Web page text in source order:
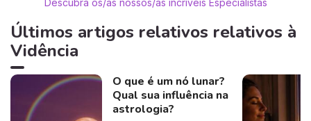
Descubra os/as nossos/as incríveis Especialistas
Últimos artigos relativos relativos à
Vidência
O que é um nó lunar?
Qual sua influência na
astrologia?